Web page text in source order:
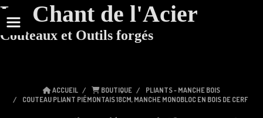
Le Chant de l'Acier
Couteaux et Outils forgés
ACCUEIL BOUTIQUE
PLIANTS - MANCHE BOIS
COUTEAU PLIANT PIÉMONTAIS 18CM, MANCHE MONOBLOC EN BOIS DE CERF